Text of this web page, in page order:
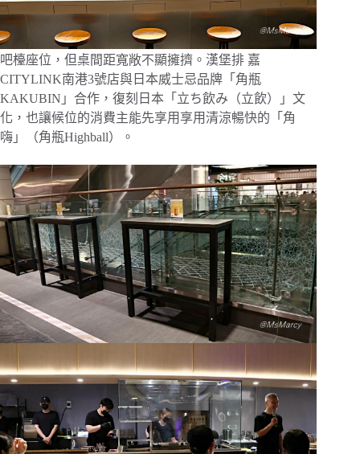
吧檯座位，但桌間距寬敞不顯擁擠。漢堡排 嘉
CITYLINK南港3號店與日本威士忌品牌「角瓶
KAKUBIN」合作，復刻日本「立ち飲み（立飲）」文
化，也讓候位的消費主能先享用享用清涼暢快的「角
嗨」（角瓶Highball）。